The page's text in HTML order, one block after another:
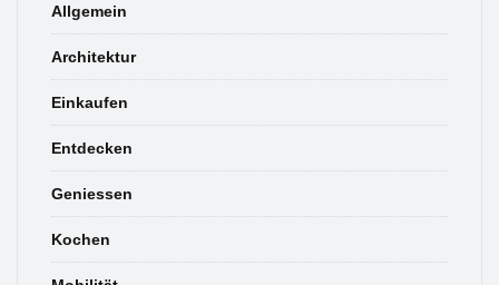
Allgemein
Architektur
Einkaufen
Entdecken
Geniessen
Kochen